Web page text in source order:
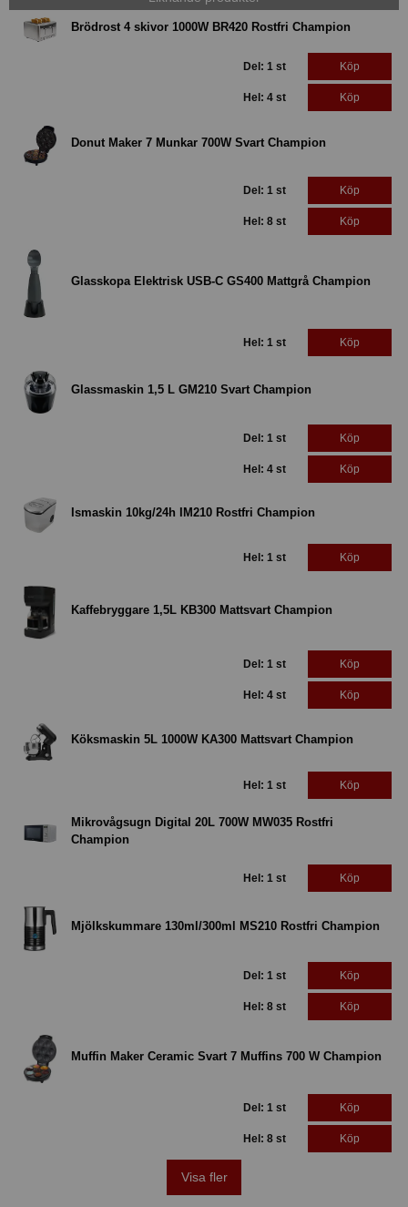
Brödrost 4 skivor 1000W BR420 Rostfri Champion
Del: 1 st Köp
Hel: 4 st Köp
Donut Maker 7 Munkar 700W Svart Champion
Del: 1 st Köp
Hel: 8 st Köp
Glasskopa Elektrisk USB-C GS400 Mattgrå Champion
Hel: 1 st Köp
Glassmaskin 1,5 L GM210 Svart Champion
Del: 1 st Köp
Hel: 4 st Köp
Ismaskin 10kg/24h IM210 Rostfri Champion
Hel: 1 st Köp
Kaffebryggare 1,5L KB300 Mattsvart Champion
Del: 1 st Köp
Hel: 4 st Köp
Köksmaskin 5L 1000W KA300 Mattsvart Champion
Hel: 1 st Köp
Mikrovågsugn Digital 20L 700W MW035 Rostfri
Champion
Hel: 1 st Köp
Mjölkskummare 130ml/300ml MS210 Rostfri Champion
Del: 1 st Köp
Hel: 8 st Köp
Muffin Maker Ceramic Svart 7 Muffins 700 W Champion
Del: 1 st Köp
Hel: 8 st Köp
Visa fler